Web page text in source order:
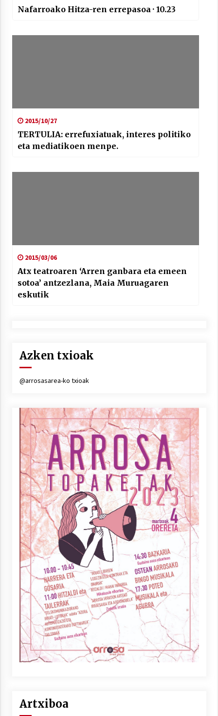
Nafarroako Hitza-ren errepasoa · 10.23
2015/10/27
TERTULIA: errefuxiatuak, interes politiko
eta mediatikoen menpe.
2015/03/06
Atx teatroaren ‘Arren ganbara eta emeen
sotoa’ antzezlana, Maia Muruagaren
eskutik
Azken txioak
@arrosasarea-ko txioak
Artxiboa